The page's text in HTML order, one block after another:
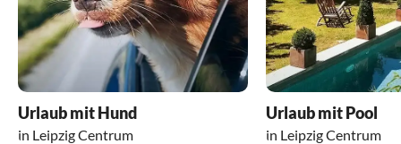
Urlaub mit Hund
in Leipzig Centrum
Urlaub mit Pool
in Leipzig Centrum